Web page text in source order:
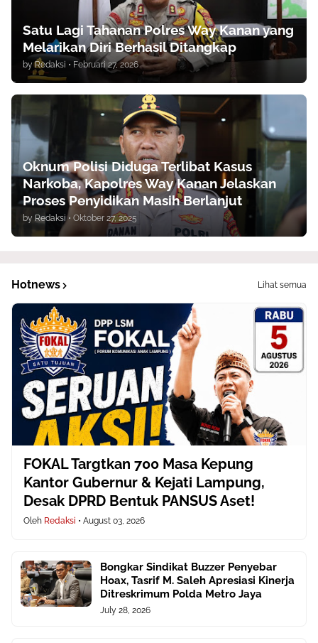
Satu Lagi Tahanan Polres Way Kanan yang
Melarikan Diri Berhasil Ditangkap
by Redaksi • Februari 27, 2026
Oknum Polisi Diduga Terlibat Kasus
Narkoba, Kapolres Way Kanan Jelaskan
Proses Penyidikan Masih Berlanjut
by Redaksi • Oktober 27, 2025
Hotnews Lihat semua
FOKAL Targtkan 700 Masa Kepung
Kantor Gubernur & Kejati Lampung,
Desak DPRD Bentuk PANSUS Aset!
Oleh Redaksi • August 03, 2026
Bongkar Sindikat Buzzer Penyebar
Hoax, Tasrif M. Saleh Apresiasi Kinerja
Ditreskrimum Polda Metro Jaya
July 28, 2026